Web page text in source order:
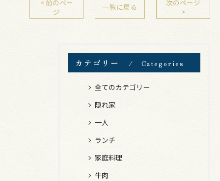
< 前のペー
ジ
一覧に戻る
次のページ
>
カテゴリー Categories
全てのカテゴリー
隠れ家
一人
ランチ
家庭料理
牛肉